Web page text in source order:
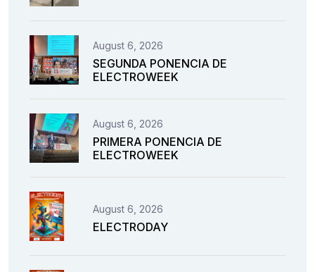
August 6, 2026
SEGUNDA PONENCIA DE
ELECTROWEEK
August 6, 2026
PRIMERA PONENCIA DE
ELECTROWEEK
August 6, 2026
ELECTRODAY